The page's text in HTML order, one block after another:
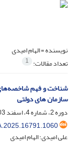
نویسنده =الهام امیدی
تعداد مقالات: 1
شناخت و فهم
سازمان های دولتی
دوره 2، شماره 4، اسفند 1403، صفحه
علی امیدی؛ الهام امیدی